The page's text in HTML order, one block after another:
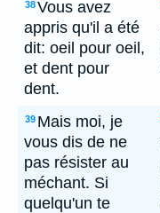
38Vous avez
appris qu'il a été
dit: oeil pour oeil,
et dent pour
dent.
39 Mais moi, je
vous dis de ne
pas résister au
méchant. Si
quelqu'un te